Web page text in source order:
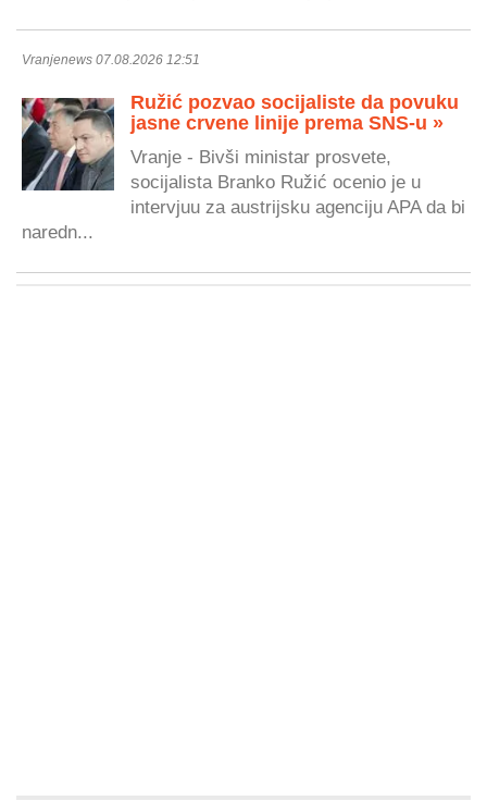
Vranjenews 07.08.2026 12:51
Ružić pozvao socijaliste da povuku
jasne crvene linije prema SNS-u »
Vranje - Bivši ministar prosvete,
socijalista Branko Ružić ocenio je u
intervjuu za austrijsku agenciju APA da bi
naredn...